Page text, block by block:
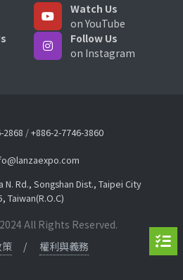
Watch Us
on YouTube
Follow Us
on Instagram
2868 /+886-2-7746-3860
N. Rd., Songshan Dist., Taipei City
Taiwan(R.O.C)
All Rights Reserved.
權利與義務